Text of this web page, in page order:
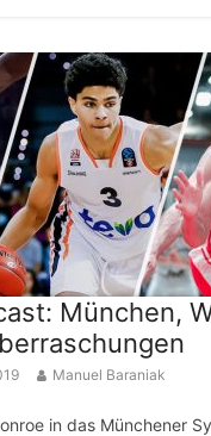
München,
Manuel Baraniak
in das Münchener